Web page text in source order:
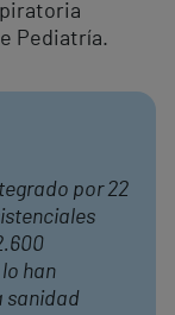
Pediatría.
por 22
han
sanidad